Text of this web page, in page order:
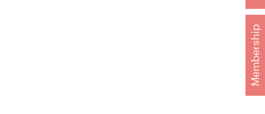
Membership